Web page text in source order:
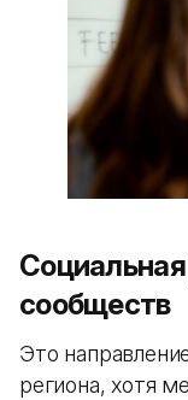
Социальная
сообществ
Это
региона, хотя